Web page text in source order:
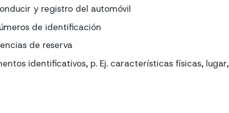
y registro del automóvil
de identificación
de reserva
identificativos, p. Ej. características físicas, lugar,